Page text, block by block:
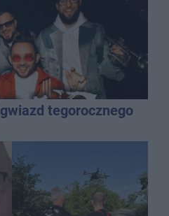
tegorocznego